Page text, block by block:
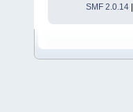
SMF 2.0.14|